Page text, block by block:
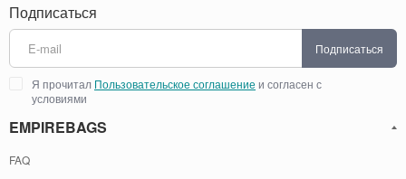
Подписаться
Подписаться
Я прочитал Пользовательское соглашение и согласен с
условиями
EMPIREBAGS
FAQ